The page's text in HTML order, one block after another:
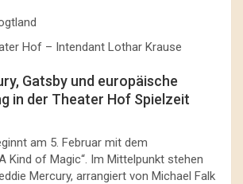
Hof – Intendant Lothar Krause
Gatsby und europäische
in der Theater Hof Spielzeit
am 5. Februar mit dem
Kind of Magic“. Im Mittelpunkt stehen
Mercury, arrangiert von Michael Falk